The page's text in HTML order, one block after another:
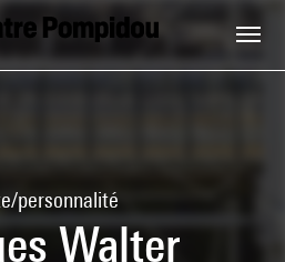
personnalité
Walter